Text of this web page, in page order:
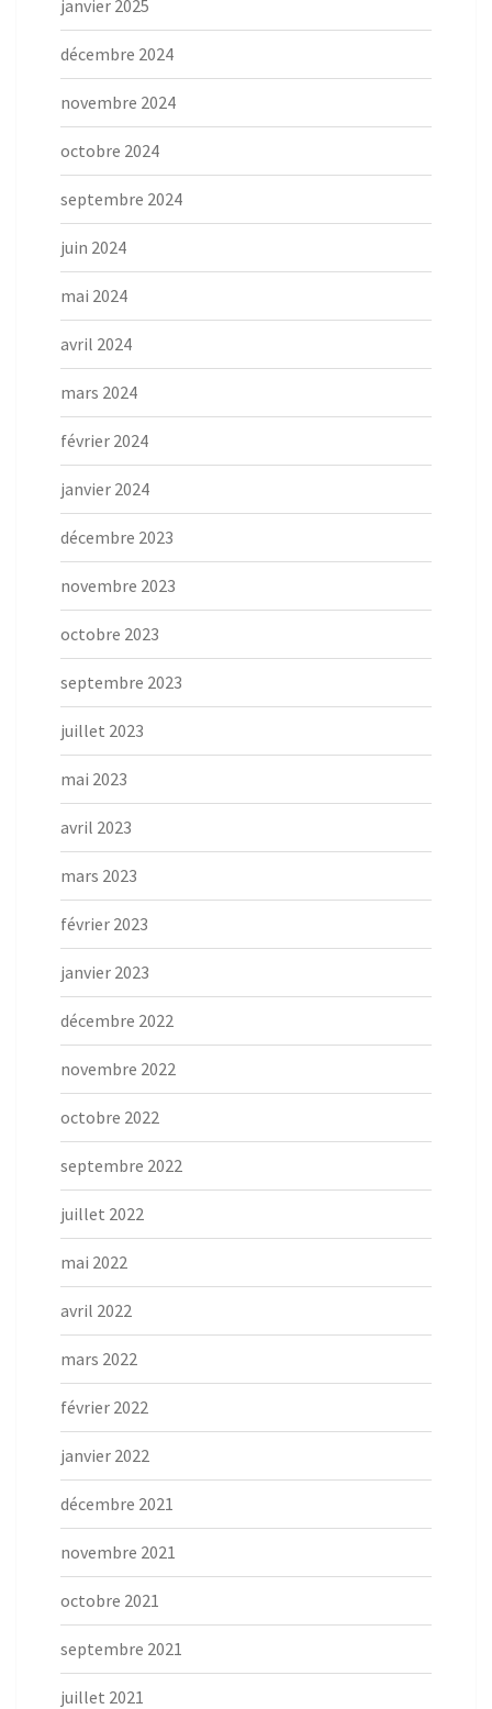
janvier 2025
décembre 2024
novembre 2024
octobre 2024
septembre 2024
juin 2024
mai 2024
avril 2024
mars 2024
février 2024
janvier 2024
décembre 2023
novembre 2023
octobre 2023
septembre 2023
juillet 2023
mai 2023
avril 2023
mars 2023
février 2023
janvier 2023
décembre 2022
novembre 2022
octobre 2022
septembre 2022
juillet 2022
mai 2022
avril 2022
mars 2022
février 2022
janvier 2022
décembre 2021
novembre 2021
octobre 2021
septembre 2021
juillet 2021